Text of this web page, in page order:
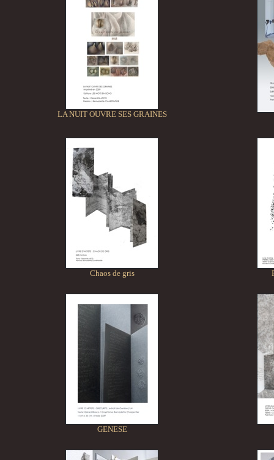
LA NUIT OUVRE SES GRAINES
Chaos de gris
GENESE